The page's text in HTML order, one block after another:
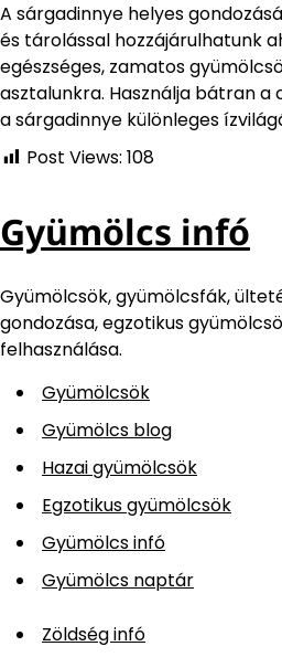
A sárgadinnye helyes
és tárolással hozzájárulhatunk
egészséges, zamatos
asztalunkra. Használja bátran a
a sárgadinnye különleges
Post Views: 108
Gyümölcs infó
Gyümölcsök, gyümölcsfák,
gondozása, egzotikus
felhasználása.
Gyümölcsök
Gyümölcs blog
Hazai gyümölcsök
Egzotikus gyümölcsök
Gyümölcs infó
Gyümölcs naptár
Zöldség infó